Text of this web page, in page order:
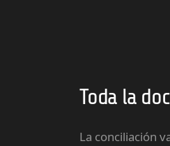
Toda la
La conciliación